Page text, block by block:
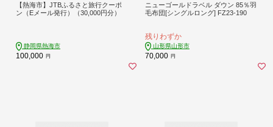
【熱海市】JTBふるさと旅行クーポ
ン（Eメール発行）（30,000円分）
静岡県熱海市
100,000 円
ニューゴールドラベル ダウン 85％羽
毛布団[シングルロング] FZ23-190
残りわずか
山形県山形市
70,000 円